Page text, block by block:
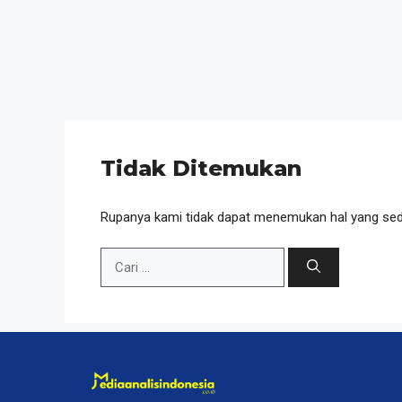
Tidak Ditemukan
Rupanya kami tidak dapat menemukan hal yang
untuk: